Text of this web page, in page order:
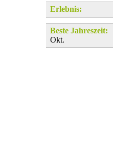
Erlebnis:
Beste Jahreszeit:
Okt.